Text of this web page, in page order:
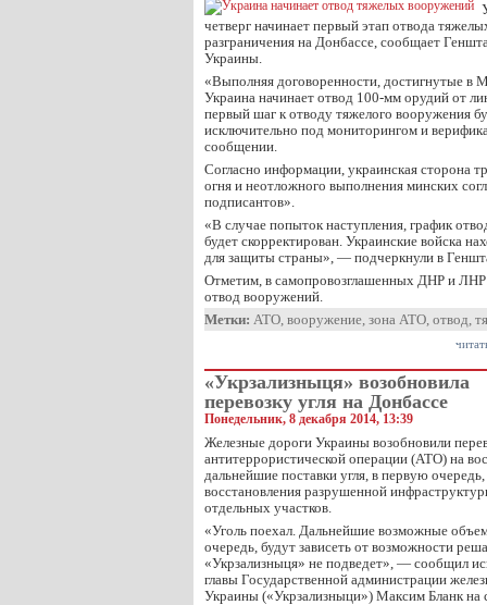
четверг начинает первый этап отвода
разграничения на Донбассе, сообщает
Украины.
«Выполняя договоренности, достигнутые в
Украина начинает отвод 100-мм орудий от
первый шаг к отводу тяжелого вооружения
исключительно под мониторингом и
сообщении.
Согласно информации, украинская сторона
огня и неотложного выполнения минских
подписантов».
«В случае попыток наступления, график
будет скорректирован. Украинские войска
для защиты страны», — подчеркнули в
Отметим, в самопровозглашенных ДНР и ЛНР
отвод вооружений.
Метки: АТО, вооружение, зона АТО, отвод,
«Укрзализныця» возобновила
перевозку угля на Донбассе
Понедельник, 8 декабря 2014, 13:39
Железные дороги Украины возобновили
антитеррористической операции (АТО) на
дальнейшие поставки угля, в первую очередь,
восстановления разрушенной
отдельных участков.
«Уголь поехал. Дальнейшие возможные
очередь, будут зависеть от возможности
«Укрзализныця» не подведет», — сообщил
главы Государственной администрации
Украины («Укрзализныци») Максим Бланк на